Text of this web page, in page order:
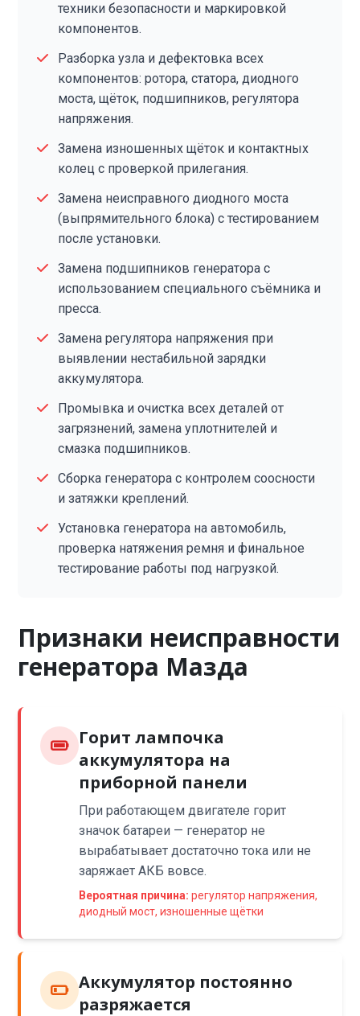
техники безопасности и маркировкой
компонентов.
Разборка узла и дефектовка всех
компонентов: ротора, статора, диодного
моста, щёток, подшипников, регулятора
напряжения.
Замена изношенных щёток и контактных
колец с проверкой прилегания.
Замена неисправного диодного моста
(выпрямительного блока) с тестированием
после установки.
Замена подшипников генератора с
использованием специального съёмника и
пресса.
Замена регулятора напряжения при
выявлении нестабильной зарядки
аккумулятора.
Промывка и очистка всех деталей от
загрязнений, замена уплотнителей и
смазка подшипников.
Сборка генератора с контролем соосности
и затяжки креплений.
Установка генератора на автомобиль,
проверка натяжения ремня и финальное
тестирование работы под нагрузкой.
Признаки неисправности
генератора Мазда
Горит лампочка
аккумулятора на
приборной панели
При работающем двигателе горит
значок батареи — генератор не
вырабатывает достаточно тока или не
заряжает АКБ вовсе.
Вероятная причина: регулятор напряжения,
диодный мост, изношенные щётки
Аккумулятор постоянно
разряжается